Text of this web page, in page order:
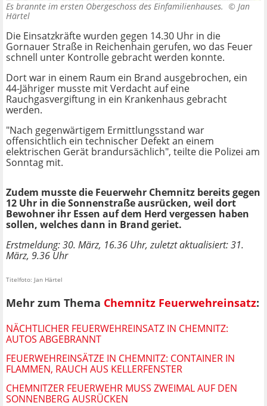
Es brannte im ersten Obergeschoss des Einfamilienhauses. © Jan
Härtel
Die Einsatzkräfte wurden gegen 14.30 Uhr in die
Gornauer Straße in Reichenhain gerufen, wo das Feuer
schnell unter Kontrolle gebracht werden konnte.
Dort war in einem Raum ein Brand ausgebrochen, ein
44-Jähriger musste mit Verdacht auf eine
Rauchgasvergiftung in ein Krankenhaus gebracht
werden.
"Nach gegenwärtigem Ermittlungsstand war
offensichtlich ein technischer Defekt an einem
elektrischen Gerät brandursächlich", teilte die Polizei am
Sonntag mit.
Zudem musste die Feuerwehr Chemnitz bereits gegen
12 Uhr in die Sonnenstraße ausrücken, weil dort
Bewohner ihr Essen auf dem Herd vergessen haben
sollen, welches dann in Brand geriet.
Erstmeldung: 30. März, 16.36 Uhr, zuletzt aktualisiert: 31.
März, 9.36 Uhr
Titelfoto: Jan Härtel
Mehr zum Thema Chemnitz Feuerwehreinsatz:
NÄCHTLICHER FEUERWEHREINSATZ IN CHEMNITZ:
AUTOS ABGEBRANNT
FEUERWEHREINSÄTZE IN CHEMNITZ: CONTAINER IN
FLAMMEN, RAUCH AUS KELLERFENSTER
CHEMNITZER FEUERWEHR MUSS ZWEIMAL AUF DEN
SONNENBERG AUSRÜCKEN